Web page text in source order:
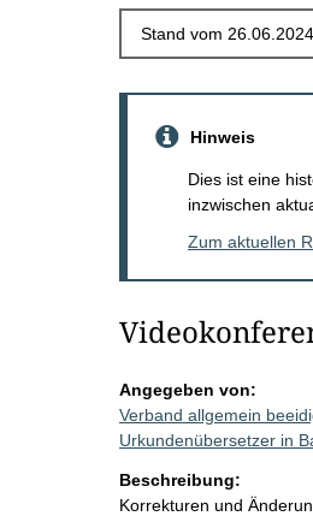
Hinweis
Dies ist eine
inzwischen
Zum aktuellen
Angegeben von:
Verband allgemein
Urkundenübersetzer in
Beschreibung:
Korrekturen und